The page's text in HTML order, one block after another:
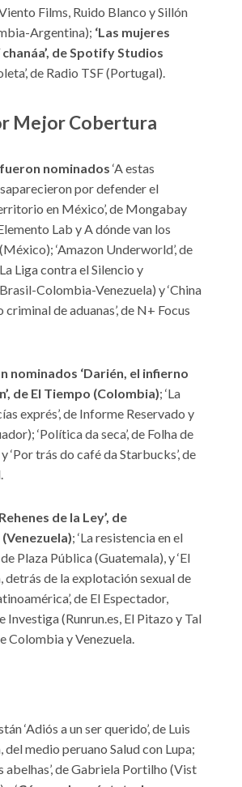
Viento Films, Ruido Blanco y Sillón
Argentina); ‘Las mujeres
de Spotify Studios
de Radio TSF (Portugal).
Mejor Cobertura
nominados ‘A estas
por defender el
en México’, de Mongabay
Lab y A dónde van los
‘Amazon Underworld’, de
Liga contra el Silencio y
Colombia-Venezuela) y ‘China
criminal de aduanas’, de N+ Focus
nominados ‘Darién, el infierno
de El Tiempo (Colombia); ‘La
exprés’, de Informe Reservado y
‘Política da seca’, de Folha de
‘Por trás do café da Starbucks’, de
de la Ley’, de
; ‘La resistencia en el
Plaza Pública (Guatemala), y ‘El
detrás de la explotación sexual de
de El Espectador,
Investiga (Runrun.es, El Pitazo y Tal
Colombia y Venezuela.
‘Adiós a un ser querido’, de Luis
del medio peruano Salud con Lupa;
abelhas’, de Gabriela Portilho (Vist